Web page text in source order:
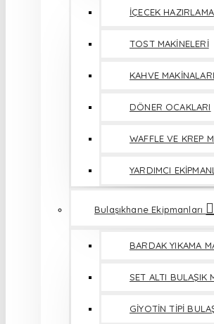
İÇECEK HAZIRLAMA
TOST MAKİNELERİ
KAHVE MAKİNALARI
DÖNER OCAKLARI
WAFFLE VE KREP
YARDIMCI
Bulaşıkhane Ekipmanları
BARDAK YIKAMA
SET ALTI BULAŞIK
GİYOTİN TİPİ